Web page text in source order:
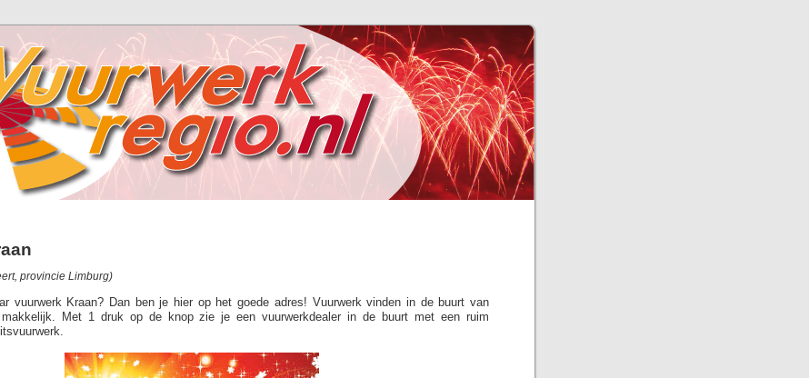
provincie Limburg)
vuurwerk Kraan? Dan ben je hier op het goede adres! Vuurwerk vinden in de buurt van
Met 1 druk op de knop zie je een vuurwerkdealer in de buurt met een ruim